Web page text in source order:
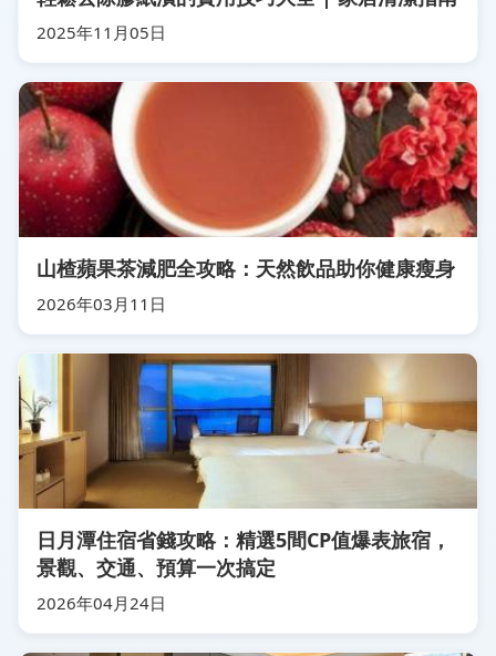
2025年11月05日
山楂蘋果茶減肥全攻略：天然飲品助你健康瘦身
2026年03月11日
日月潭住宿省錢攻略：精選5間CP值爆表旅宿，
景觀、交通、預算一次搞定
2026年04月24日